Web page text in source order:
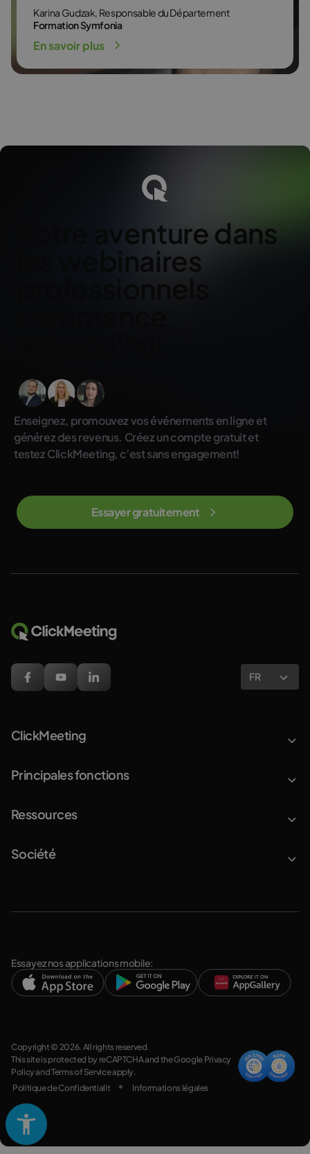
Karina Gudzak, Responsable du Département
Formation Symfonia
En savoir plus
Votre aventure dans
les webinaires
professionnels
Enseignez, promouvez vos événements en ligne et
générez des revenus. Créez un compte gratuit et
testez ClickMeeting, c’est sans engagement!
Essayer gratuitement
FR
ClickMeeting
Principales fonctions
Ressources
Société
Essayez nos applications mobile:
Copyright © 2026. All rights reserved.
This site is protected by reCAPTCHA and the Google Privacy
PolicyandTerms of Serviceapply.
Politique de Confidentialit
Informations légales